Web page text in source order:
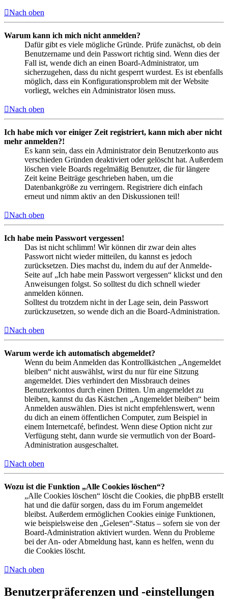
Nach oben
Warum kann ich mich nicht anmelden?
Dafür gibt es viele mögliche Gründe. Prüfe zunächst, ob dein
Benutzername und dein Passwort richtig sind. Wenn dies der
Fall ist, wende dich an einen Board-Administrator, um
sicherzugehen, dass du nicht gesperrt wurdest. Es ist ebenfalls
möglich, dass ein Konfigurationsproblem mit der Website
vorliegt, welches ein Administrator lösen muss.
Nach oben
Ich habe mich vor einiger Zeit registriert, kann mich aber nicht
mehr anmelden?!
Es kann sein, dass ein Administrator dein Benutzerkonto aus
verschieden Gründen deaktiviert oder gelöscht hat. Außerdem
löschen viele Boards regelmäßig Benutzer, die für längere
Zeit keine Beiträge geschrieben haben, um die
Datenbankgröße zu verringern. Registriere dich einfach
erneut und nimm aktiv an den Diskussionen teil!
Nach oben
Ich habe mein Passwort vergessen!
Das ist nicht schlimm! Wir können dir zwar dein altes
Passwort nicht wieder mitteilen, du kannst es jedoch
zurücksetzen. Dies machst du, indem du auf der Anmelde-
Seite auf „Ich habe mein Passwort vergessen“ klickst und den
Anweisungen folgst. So solltest du dich schnell wieder
anmelden können.
Solltest du trotzdem nicht in der Lage sein, dein Passwort
zurückzusetzen, so wende dich an die Board-Administration.
Nach oben
Warum werde ich automatisch abgemeldet?
Wenn du beim Anmelden das Kontrollkästchen „Angemeldet
bleiben“ nicht auswählst, wirst du nur für eine Sitzung
angemeldet. Dies verhindert den Missbrauch deines
Benutzerkontos durch einen Dritten. Um angemeldet zu
bleiben, kannst du das Kästchen „Angemeldet bleiben“ beim
Anmelden auswählen. Dies ist nicht empfehlenswert, wenn
du dich an einem öffentlichen Computer, zum Beispiel in
einem Internetcafé, befindest. Wenn diese Option nicht zur
Verfügung steht, dann wurde sie vermutlich von der Board-
Administration ausgeschaltet.
Nach oben
Wozu ist die Funktion „Alle Cookies löschen“?
„Alle Cookies löschen“ löscht die Cookies, die phpBB erstellt
hat und die dafür sorgen, dass du im Forum angemeldet
bleibst. Außerdem ermöglichen Cookies einige Funktionen,
wie beispielsweise den „Gelesen“-Status – sofern sie von der
Board-Administration aktiviert wurden. Wenn du Probleme
bei der An- oder Abmeldung hast, kann es helfen, wenn du
die Cookies löscht.
Nach oben
Benutzerpräferenzen und -einstellungen